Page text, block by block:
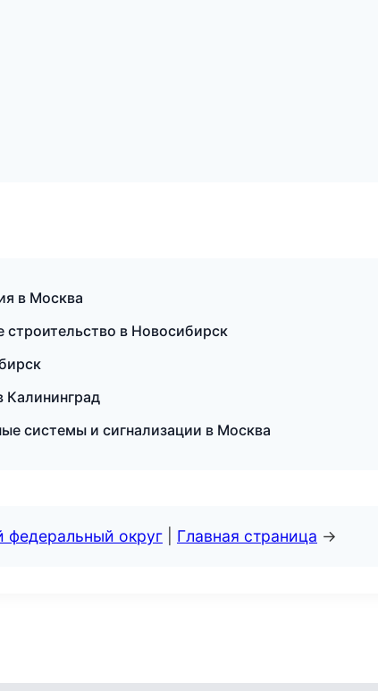
в Москва
в Новосибирск
Калининград
системы и сигнализации в Москва
федеральный округ Главная страница →